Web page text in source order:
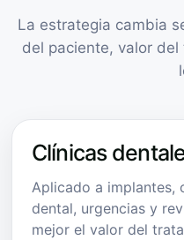
La estrategia cambia
del paciente, valor
Clínicas
Aplicado a implantes,
dental, urgencias y
mejor el valor del